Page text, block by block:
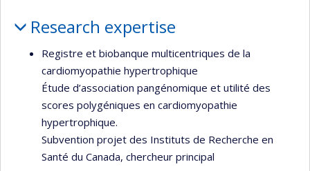
Research expertise
Registre et biobanque multicentriques de la
cardiomyopathie hypertrophique
Étude d’association pangénomique et utilité des
scores polygéniques en cardiomyopathie
hypertrophique.
Subvention projet des Instituts de Recherche en
Santé du Canada, chercheur principal